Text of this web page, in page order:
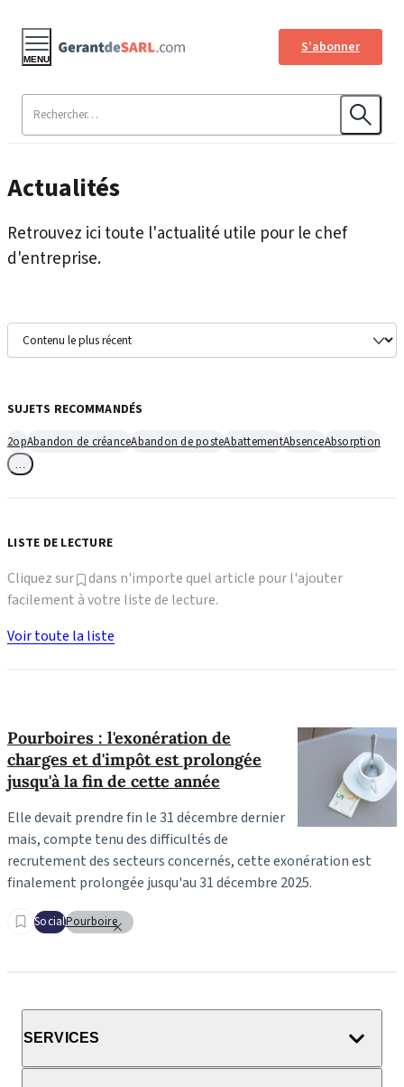
S'abonner
MENU
Actualités
Retrouvez ici toute l'actualité utile pour le chef
d'entreprise.
Pourboires : l'exonération de
charges et d'impôt est prolongée
jusqu'à la fin de cette année
Elle devait prendre fin le 31 décembre dernier
mais, compte tenu des difficultés de
recrutement des secteurs concernés, cette exonération est
finalement prolongée jusqu'au 31 décembre 2025.
SocialPourboire
SUJETS RECOMMANDÉS
2opAbandon de créanceAbandon de posteAbattementAbsenceAbsorption
LISTE DE LECTURE
Cliquez sur
dans n'importe quel article pour l'ajouter
facilement à votre liste de lecture.
Voir toute la liste
SERVICES